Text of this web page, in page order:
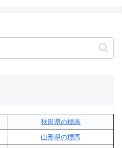
秋田県の標高
山形県の標高